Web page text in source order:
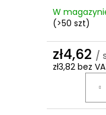
W
(>50 szt)
zł4,62 /
zł3,82 bez
jednostkowa: